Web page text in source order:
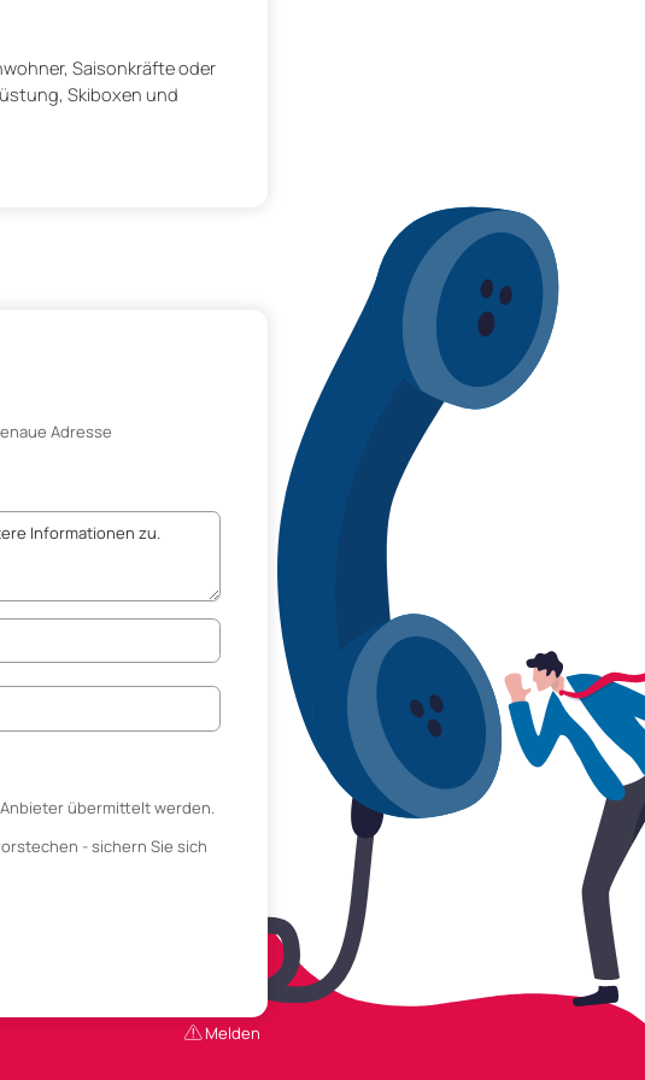
Saisonkräfte oder
Skiboxen und
Adresse
übermittelt werden.
- sichern Sie sich
Melden